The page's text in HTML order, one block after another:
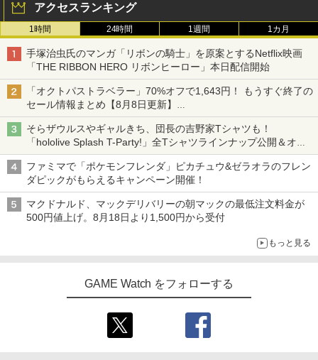
アクセスランキング
1時間 24時間 1週間 1カ月
手塚治虫氏のマンガ「リボンの騎士」を原案とするNetflix映画
「THE RIBBON HERO リボンヒーロー」本日配信開始
「オクトパストラベラー」70%オフで1,643円！ もうすぐ終了の
セール情報まとめ【8月8日更新】
ニンテンドーeショップでは「大神 絶景版」が67%オフで990円
そらザウルスやギャルきち、団長の吉野家Tシャツも！
「hololive Splash T-Party!」全Tシャツラインナップ公開＆オン
ライン販売開始
ファミマで「ポケモンフレンダ」ピカチュウ&ゼラオラのフレン
ダピックがもらえるキャンペーン開催！
マクドナルド、マックデリバリーの朝マックの最低注文料金が
500円値上げ。8月18日より1,500円から受付
もっと見る
GAME Watch をフォローする